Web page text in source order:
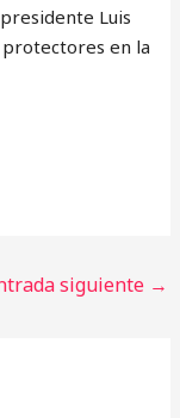
Luis
protectores en la
siguiente →